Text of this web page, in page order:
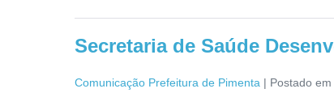
Secretaria de Saúde
Comunicação Prefeitura de Pimenta | Postado em